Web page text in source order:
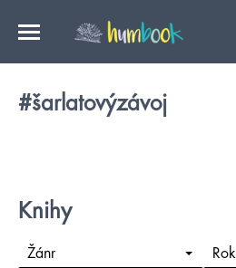
#šarlatovýzávoj
Knihy
Žánr Rok